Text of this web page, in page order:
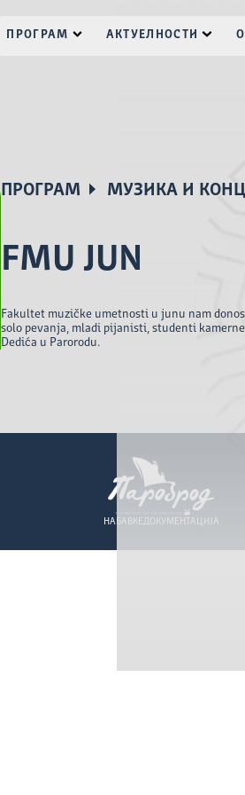
ПРОГРАМ АКТУЕЛНОСТИ
ПРОГРАМ МУЗИКА И
FMU JUN
Fakultet muzičke umetnosti u junu nam
solo pevanja, mladi pijanisti, studenti
Dedića u Parorodu.
НАБАВКЕДОКУМЕНТАЦИЈА